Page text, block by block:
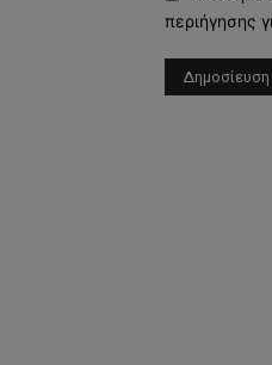
περιήγησης